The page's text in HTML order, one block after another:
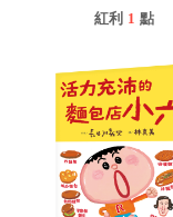
紅利 1 點